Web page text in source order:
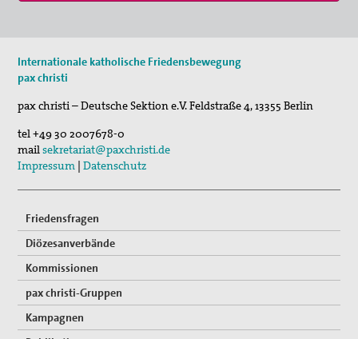
Fahrradpilgertour 2026
St. Peter-Lindenberg: Lesungen unter den Lind…
03. Sep 2026
Mahnwache
Internationale katholische Friedensbewegung
pax christi
pax christi – Deutsche Sektion e.V.Feldstraße 4,13355 Berlin
tel+49 30 2007678-0
mailsekretariat@paxchristi.de
Impressum |Datenschutz
Friedensfragen
Diözesanverbände
Kommissionen
pax christi-Gruppen
Kampagnen